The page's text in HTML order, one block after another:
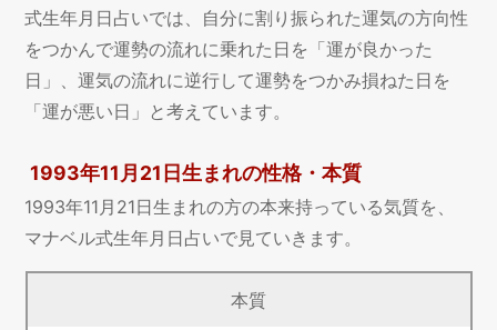
式生年月日占いでは、自分に割り振られた運気の方向性
をつかんで運勢の流れに乗れた日を「運が良かった
日」、運気の流れに逆行して運勢をつかみ損ねた日を
「運が悪い日」と考えています。
1993年11月21日生まれの性格・本質
1993年11月21日生まれの方の本来持っている気質を、
マナベル式生年月日占いで見ていきます。
本質